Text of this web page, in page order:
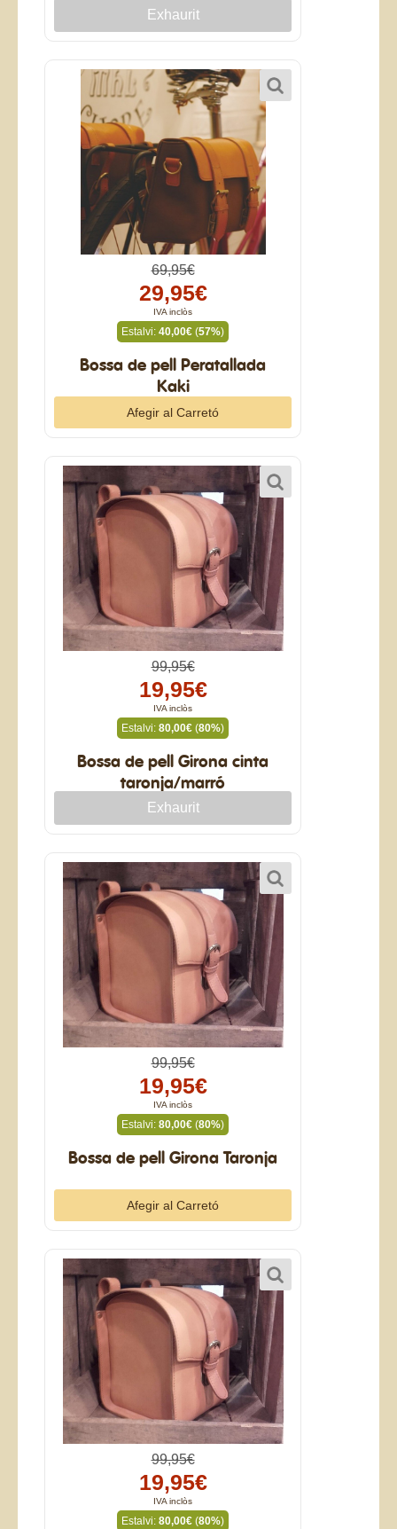
69,95€
29,95€
IVA inclòs
Estalvi: 40,00€ (57%)
Bossa de pell Peratallada
Kaki
99,95€
19,95€
IVA inclòs
Estalvi: 80,00€ (80%)
Bossa de pell Girona cinta
taronja/marró
99,95€
19,95€
IVA inclòs
Estalvi: 80,00€ (80%)
Bossa de pell Girona Taronja
99,95€
19,95€
IVA inclòs
Estalvi: 80,00€ (80%)